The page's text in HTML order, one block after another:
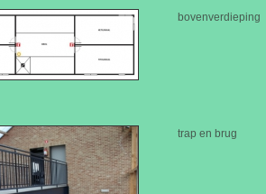
bovenverdieping
trap en brug